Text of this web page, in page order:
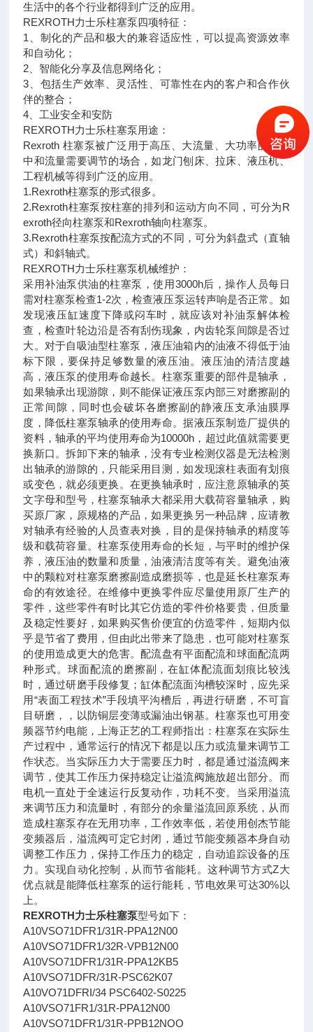
生活中的各个行业都得到广泛的应用。
REXROTH力士乐柱塞泵四项特征：
1、制化的产品和极大的兼容适应性，可以提高资源效率
和自动化；
2、智能化分享及信息网络化；
3、包括生产效率、灵活性、可靠性在内的客户和合作伙
伴的整合；
4、工业安全和安防
REXROTH力士乐柱塞泵用途：
Rexroth 柱塞泵被广泛用于高压、大流量、大功率的系统
中和流量需要调节的场合，如龙门刨床、拉床、液压机、
工程机械等得到广泛的应用。
1.Rexroth柱塞泵的形式很多。
2.Rexroth柱塞泵按柱塞的排列和运动方向不同，可分为R
exroth径向柱塞泵和Rexroth轴向柱塞泵。
3.Rexroth柱塞泵按配流方式的不同，可分为斜盘式（直轴
式）和斜轴式。
REXROTH力士乐柱塞泵机械维护：
采用补油泵供油的柱塞泵，使用3000h后，操作人员每日
需对柱塞泵检查1-2次，检查液压泵运转声响是否正常。如
发现液压缸速度下降或闷车时，就应该对补油泵解体检
查，检查叶轮边沿是否有刮伤现象，内齿轮泵间隙是否过
大。对于自吸油型柱塞泵，液压油箱内的油液不得低于油
标下限，要保持足够数量的液压油。液压油的清洁度越
高，液压泵的使用寿命越长。柱塞泵重要的部件是轴承，
如果轴承出现游隙，则不能保证液压泵内部三对磨擦副的
正常间隙，同时也会破坏各磨擦副的静液压支承油膜厚
度，降低柱塞泵轴承的使用寿命。据液压泵制造厂提供的
资料，轴承的平均使用寿命为10000h，超过此值就需要更
换新口。拆卸下来的轴承，没有专业检测仪器是无法检测
出轴承的游隙的，只能采用目测，如发现滚柱表面有划痕
或变色，就必须更换。在更换轴承时，应注意原轴承的英
文字母和型号，柱塞泵轴承大都采用大载荷容量轴承，购
买原厂家，原规格的产品，如果更换另一种品牌，应请教
对轴承有经验的人员查表对换，目的是保持轴承的精度等
级和载荷容量。柱塞泵使用寿命的长短，与平时的维护保
养，液压油的数量和质量，油液清洁度等有关。避免油液
中的颗粒对柱塞泵磨擦副造成磨损等，也是延长柱塞泵寿
命的有效途径。在维修中更换零件应尽量使用原厂生产的
零件，这些零件有时比其它仿造的零件价格要贵，但质量
及稳定性要好，如果购买售价便宜的仿造零件，短期内似
乎是节省了费用，但由此出带来了隐患，也可能对柱塞泵
的使用造成更大的危害。配流盘有平面配流和球面配流两
种形式。球面配流的磨擦副，在缸体配流面划痕比较浅
时，通过研磨手段修复；缸体配流面沟槽较深时，应先采
用“表面工程技术”手段填平沟槽后，再进行研磨，不可盲
目研磨，，以防铜层变薄或漏油出钢基。柱塞泵也可用变
频器节约电能，上海正艺的工程师指出：柱塞泵在实际生
产过程中，通常运行的情况下都是以压力或流量来调节工
作状态。当实际压力大于需要压力时，都是通过溢流阀来
调节，使其工作压力保持稳定让溢流阀施放超出部分。而
电机一直处于全速运行反复动作，功耗不变。当采用溢流
来调节压力和流量时，有部分的余量溢流回原系统，从而
造成柱塞泵存在无用功率，工作效率低，若使用创杰节能
变频器后，溢流阀可定它封闭，通过节能变频器本身自动
调整工作压力，保持工作压力的稳定，自动追踪设备的压
力。实现自动化控制，从而节省能耗。这种调节方式Z大
优点就是能降低柱塞泵的运行能耗，节电效果可达30%以
上。
REXROTH力士乐柱塞泵型号如下：
A10VSO71DFR1/31R-PPA12N00
A10VSO71DFR1/32R-VPB12N00
A10VSO71DFR1/31R-PPA12KB5
A10VSO71DFR/31R-PSC62K07
A10VO71DFRI/34 PSC6402-S0225
A10VSO71FR1/31R-PPA12N00
A10VSO71DFR1/31R-PPB12NOO